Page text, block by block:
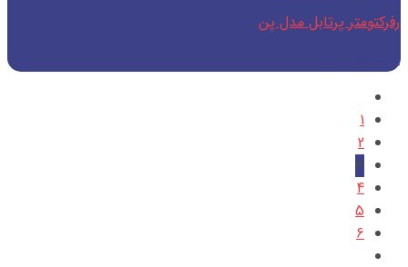
رفرکتومتر پرتابل مدل پن
اطلاعات بیشتر
1
2
3
4
5
6